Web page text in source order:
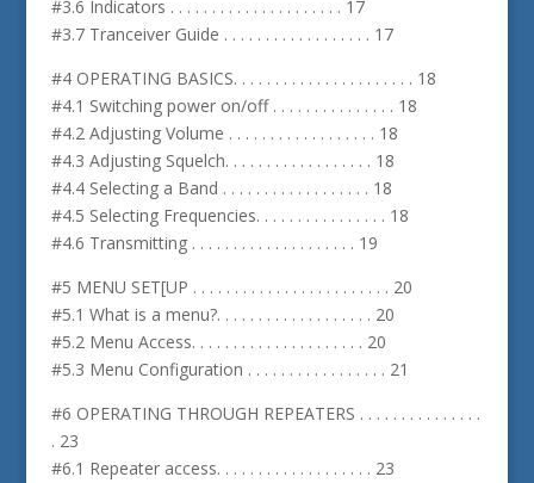
#3.6 Indicators . . . . . . . . . . . . . . . . . . . . . 17
#3.7 Tranceiver Guide . . . . . . . . . . . . . . . . . . 17
#4 OPERATING BASICS. . . . . . . . . . . . . . . . . . . . . . 18
#4.1 Switching power on/off . . . . . . . . . . . . . . . 18
#4.2 Adjusting Volume . . . . . . . . . . . . . . . . . . 18
#4.3 Adjusting Squelch. . . . . . . . . . . . . . . . . . 18
#4.4 Selecting a Band . . . . . . . . . . . . . . . . . . 18
#4.5 Selecting Frequencies. . . . . . . . . . . . . . . . 18
#4.6 Transmitting . . . . . . . . . . . . . . . . . . . . 19
#5 MENU SET[UP . . . . . . . . . . . . . . . . . . . . . . . . 20
#5.1 What is a menu?. . . . . . . . . . . . . . . . . . . 20
#5.2 Menu Access. . . . . . . . . . . . . . . . . . . . . 20
#5.3 Menu Configuration . . . . . . . . . . . . . . . . . 21
#6 OPERATING THROUGH REPEATERS . . . . . . . . . . . . . . .
. 23
#6.1 Repeater access. . . . . . . . . . . . . . . . . . . 23